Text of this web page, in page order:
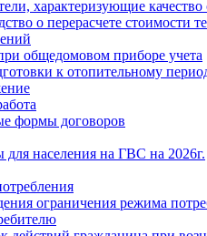
характеризующие качество
о перерасчете стоимости
общедомовом приборе учета
к отопительному
формы договоров
населения на ГВС на 2026г.
ограничения режима